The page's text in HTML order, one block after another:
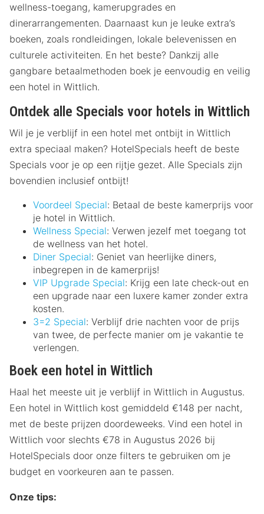
wellness-toegang, kamerupgrades en
dinerarrangementen. Daarnaast kun je leuke extra’s
boeken, zoals rondleidingen, lokale belevenissen en
culturele activiteiten. En het beste? Dankzij alle
gangbare betaalmethoden boek je eenvoudig en veilig
een hotel in Wittlich.
Ontdek alle Specials voor hotels in Wittlich
Wil je je verblijf in een hotel met ontbijt in Wittlich
extra speciaal maken? HotelSpecials heeft de beste
Specials voor je op een rijtje gezet. Alle Specials zijn
bovendien inclusief ontbijt!
Voordeel Special: Betaal de beste kamerprijs voor
je hotel in Wittlich.
Wellness Special: Verwen jezelf met toegang tot
de wellness van het hotel.
Diner Special: Geniet van heerlijke diners,
inbegrepen in de kamerprijs!
VIP Upgrade Special: Krijg een late check-out en
een upgrade naar een luxere kamer zonder extra
kosten.
3=2 Special: Verblijf drie nachten voor de prijs
van twee, de perfecte manier om je vakantie te
verlengen.
Boek een hotel in Wittlich
Haal het meeste uit je verblijf in Wittlich in Augustus.
Een hotel in Wittlich kost gemiddeld €148 per nacht,
met de beste prijzen doordeweeks. Vind een hotel in
Wittlich voor slechts €78 in Augustus 2026 bij
HotelSpecials door onze filters te gebruiken om je
budget en voorkeuren aan te passen.
Onze tips: